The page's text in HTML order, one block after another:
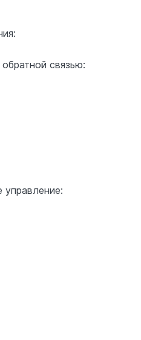
связью:
управление: